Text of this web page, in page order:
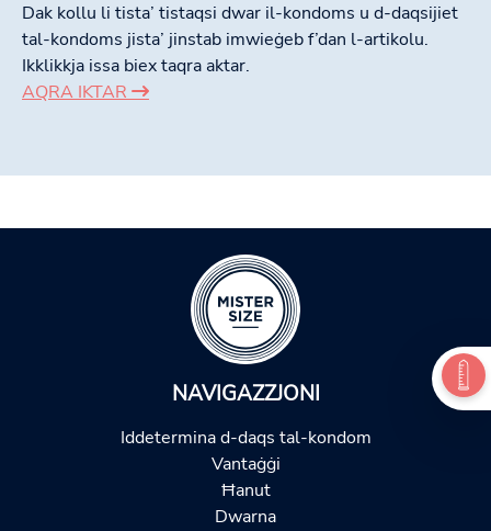
Dak kollu li tista’ tistaqsi dwar il-kondoms u d-daqsijiet
tal-kondoms jista’ jinstab imwieġeb f’dan l-artikolu.
Ikklikkja issa biex taqra aktar.
AQRA IKTAR
NAVIGAZZJONI
Iddetermina d-daqs tal-kondom
Vantaġġi
Ħanut
Dwarna